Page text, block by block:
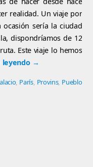
realidad. Un viaje por
ocasión sería la ciudad
dispondríamos de 12
Este viaje lo hemos
leyendo →
, París, Provins, Pueblo